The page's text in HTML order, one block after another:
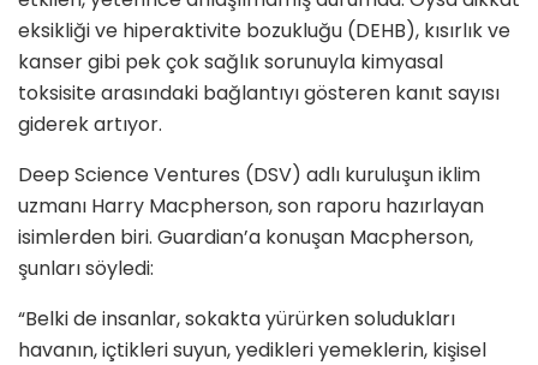
eksikliği ve hiperaktivite bozukluğu (DEHB), kısırlık ve
kanser gibi pek çok sağlık sorunuyla kimyasal
toksisite arasındaki bağlantıyı gösteren kanıt sayısı
giderek artıyor.
Deep Science Ventures (DSV) adlı kuruluşun iklim
uzmanı Harry Macpherson, son raporu hazırlayan
isimlerden biri. Guardian’a konuşan Macpherson,
şunları söyledi:
“Belki de insanlar, sokakta yürürken soludukları
havanın, içtikleri suyun, yedikleri yemeklerin, kişisel